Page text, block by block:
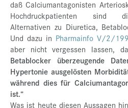
daß Calciumantagonisten
Hochdruckpatienten sind
Alternativen zu Diuretica,
Und dazu in Pharmainfo V/2/
aber nicht vergessen lassen,
Betablocker überzeugende
Hypertonie ausgelösten
während dies für
ist.“
Was ist heute diesen Aussagen